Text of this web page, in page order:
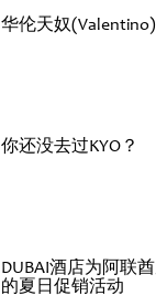
华伦天奴
你还没去过KYO？
DUBAI酒店为阿联
的夏日促销活动